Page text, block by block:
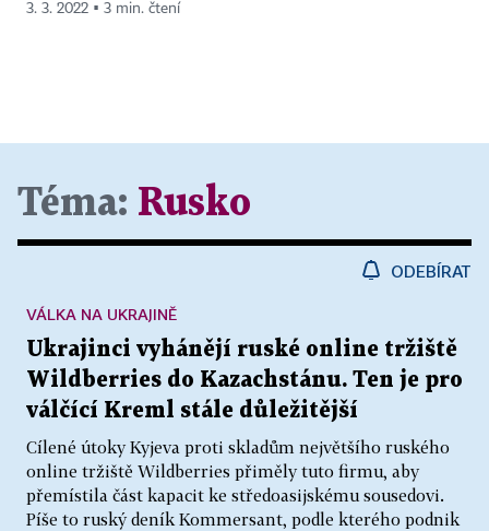
3. 3. 2022 ▪ 3 min. čtení
Téma: Rusko
ODEBÍRAT
Ukrajinci vyhánějí ruské online tržiště
Wildberries do Kazachstánu. Ten je pro
válčící Kreml stále důležitější
Cílené útoky Kyjeva proti skladům největšího ruského
online tržiště Wildberries přiměly tuto firmu, aby
přemístila část kapacit ke středoasijskému sousedovi.
Píše to ruský deník Kommersant, podle kterého podnik
VÁLKA NA UKRAJINĚ